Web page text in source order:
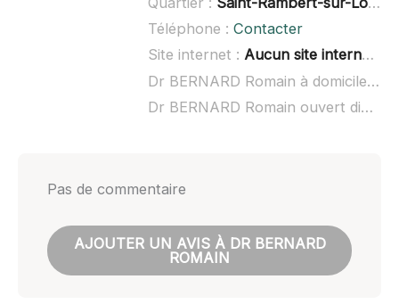
Téléphone : Contacter
Site internet : Aucun site internet connu
Dr BERNARD Romain à domicile :
Dr BERNARD Romain ouvert dimanche :
Pas de commentaire
AJOUTER UN AVIS À DR BERNARD
ROMAIN